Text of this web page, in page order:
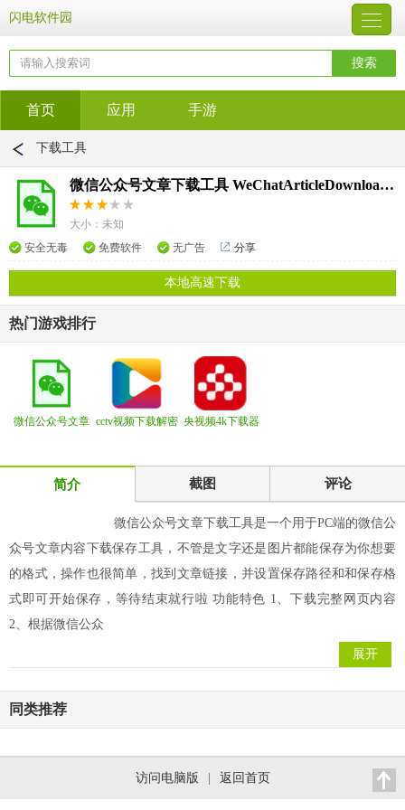
闪电软件园
首页 应用 手游
下载工具
微信公众号文章下载工具 WeChatArticleDownloaderV1.1.5.8支持图文下载
大小：未知
安全无毒
免费软件 无广告 分享
本地高速下载
热门游戏排行
微信公众号文章 cctv视频下载解密 央视频4k下载器
简介 截图 评论
微信公众号文章下载工具是一个用于PC端的微信公
众号文章内容下载保存工具，不管是文字还是图片都能保存为你想要
的格式，操作也很简单，找到文章链接，并设置保存路径和和保存格
式即可开始保存，等待结束就行啦 功能特色 1、下载完整网页内容
2、根据微信公众
展开
同类推荐
访问电脑版 返回首页